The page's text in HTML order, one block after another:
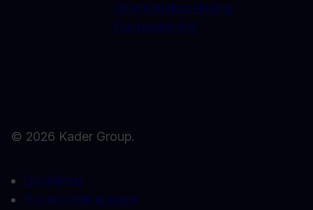
Informatiebeveiliging
Duurzaamheid
© 2026 Kader Group.
Disclaimer
Privacyverklaringen